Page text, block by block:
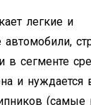
легкие и
в сегменте
и нуждается
(самые